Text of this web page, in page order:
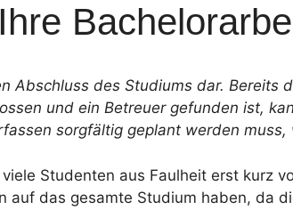
Abschluss des Studiums dar.
und ein Betreuer gefunden ist,
sorgfältig geplant werden
Studenten aus Faulheit erst kurz
auf das gesamte Studium haben, da